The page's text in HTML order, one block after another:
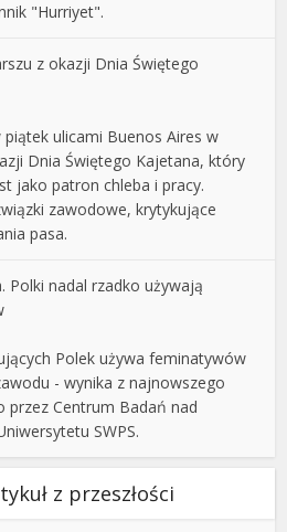
"Hurriyet".
z okazji Dnia Świętego
piątek ulicami Buenos Aires w
Dnia Świętego Kajetana, który
jako patron chleba i pracy.
zawodowe, krytykujące
pasa.
Polki nadal rzadko używają
Polek używa feminatywów
- wynika z najnowszego
Centrum Badań nad
SWPS.
z przeszłości